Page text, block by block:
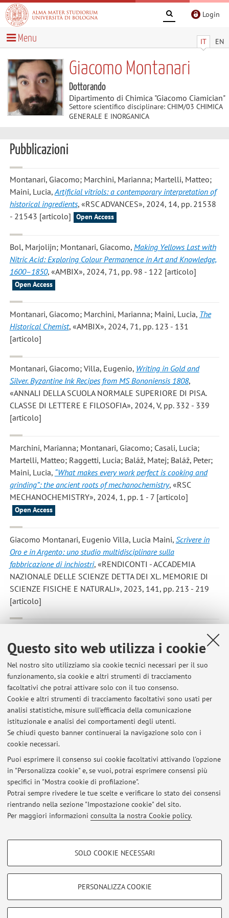
Questo sito web utilizza i cookie
Nel nostro sito utilizziamo sia cookie tecnici necessari per il suo
funzionamento, sia cookie e altri strumenti di tracciamento
facoltativi che potrai attivare solo con il tuo consenso.
Cookie e altri strumenti di tracciamento facoltativi sono usati per
analisi statistiche, misure sull'efficacia della comunicazione
istituzionale e analisi dei comportamenti degli utenti.
Se chiudi questo banner continuerai la navigazione solo con i
cookie necessari.
Puoi esprimere il consenso sui cookie facoltativi attivando l'opzione
in "Personalizza cookie" e, se vuoi, potrai esprimere consensi più
specifici in "Mostra cookie di profilazione".
Potrai sempre rivedere le tue scelte e verificare lo stato dei consensi
rientrando nella sezione "Impostazione cookie" del sito.
Per maggiori informazioni consulta la nostra Cookie policy.
COOKIE DI PROFILAZIONE - FACOLTATIVI
SOLO COOKIE NECESSARI
PERSONALIZZA COOKIE
Login
IT EN
Menu
Giacomo Montanari
Dottorando
Dipartimento di Chimica "Giacomo Ciamician"
Settore scientifico disciplinare: CHIM/03 CHIMICA
GENERALE E INORGANICA
Pubblicazioni
Montanari, Giacomo; Marchini, Marianna; Martelli, Matteo;
Maini, Lucia,Artificial vitriols: a contemporary interpretation of
historical ingredients, «RSC ADVANCES», 2024, 14, pp. 21538
- 21543 [articolo]
Open Access
Bol, Marjolijn; Montanari, Giacomo, Making Yellows Last with
Nitric Acid: Exploring Colour Permanence in Art and Knowledge,
1600–1850, «AMBIX», 2024, 71, pp. 98 - 122 [articolo]
Open Access
Montanari, Giacomo; Marchini, Marianna; Maini, Lucia, The
Historical Chemist, «AMBIX», 2024, 71, pp. 123 - 131
[articolo]
Montanari, Giacomo; Villa, Eugenio, Writing in Gold and
Silver. Byzantine Ink Recipes from MS Bononiensis 1808,
«ANNALI DELLA SCUOLA NORMALE SUPERIORE DI PISA.
CLASSE DI LETTERE E FILOSOFIA», 2024, V, pp. 332 - 339
[articolo]
Marchini, Marianna; Montanari, Giacomo; Casali, Lucia;
Martelli, Matteo; Raggetti, Lucia; Baláž, Matej; Baláž, Peter;
Maini, Lucia, “What makes every work perfect is cooking and
grinding”: the ancient roots of mechanochemistry, «RSC
MECHANOCHEMISTRY», 2024, 1, pp. 1 - 7 [articolo]
Open Access
Giacomo Montanari, Eugenio Villa, Lucia Maini, Scrivere in
Oro e in Argento: uno studio multidisciplinare sulla
fabbricazione di inchiostri, «RENDICONTI - ACCADEMIA
NAZIONALE DELLE SCIENZE DETTA DEI XL. MEMORIE DI
SCIENZE FISICHE E NATURALI», 2023, 141, pp. 213 - 219
[articolo]
Lopez, Sergio G.; Toffanin, Stefano; Melucci, Manuela; Negri,
Fabrizia*; Maini, Lucia ,One Molecule, Four Colors: Discovering
the Polymorphs of a Thieno(bis)imide Oligomer, «CRYSTAL
GROWTH & DESIGN», 2019, 19, pp. 2594 - 2603 [articolo]
Pubblicazioni antecedenti il 2004
Ultimi avvisi
Al momento non sono presenti avvisi.
Area riservata
Accedi tramiteloginper gestire tutti i contenuti del sito.